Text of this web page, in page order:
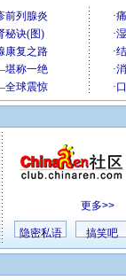
更多>>
隐密私语 搞笑吧